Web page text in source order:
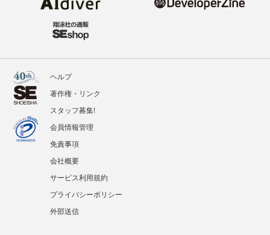
ヘルプ
著作権・リンク
スタッフ募集!
会員情報管理
免責事項
会社概要
サービス利用規約
プライバシーポリシー
外部送信